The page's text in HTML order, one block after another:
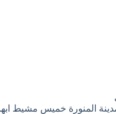
المنورة خميس مشيط